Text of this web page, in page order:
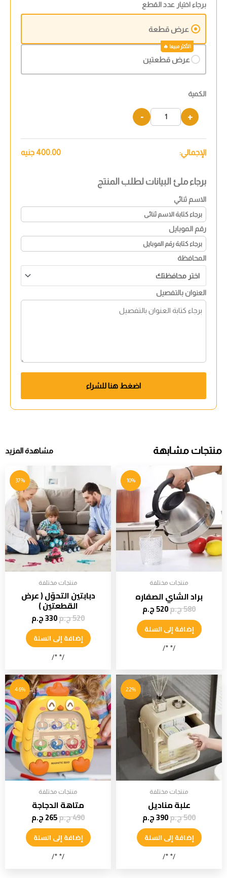
برجاء اختيار عدد القطع
عرض قطعة
عرض قطعتين
الكمية
+
-
الإجمالي: 400.00 جنيه
برجاء ملئ البيانات لطلب المنتج
الاسم ثنائي
رقم الموبايل
المحافظة
العنوان بالتفصيل
اضغط هنا للشراء
منتجات مشابهة مشاهدة المزيد
10%
منتجات مختلفة
براد الشاي الصفاره
580ج.م520ج.م
إضافة إلى السلة
/* */
37%
منتجات مختلفة
دبابتين التحوّل ( عرض
القطعتين )
520ج.م330ج.م
إضافة إلى السلة
/* */
22%
منتجات مختلفة
علبة مناديل
500ج.م390ج.م
إضافة إلى السلة
/* */
46%
منتجات مختلفة
متاهة الدجاجة
490ج.م265ج.م
إضافة إلى السلة
/* */